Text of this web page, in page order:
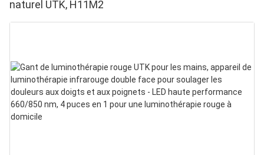
naturel UTK, H11M2